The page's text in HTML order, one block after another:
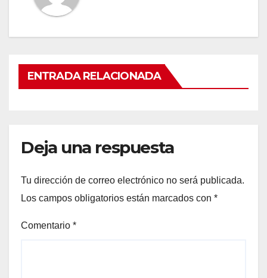
ENTRADA RELACIONADA
Deja una respuesta
Tu dirección de correo electrónico no será publicada.
Los campos obligatorios están marcados con *
Comentario *